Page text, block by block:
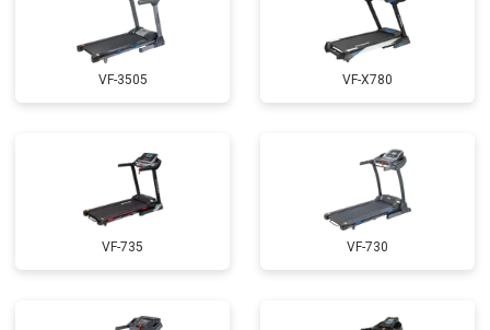
VF-3505 VF-X780
VF-735 VF-730